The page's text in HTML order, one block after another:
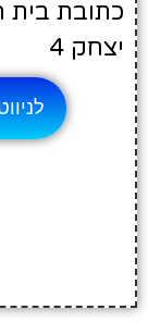
כתובת בית
יצחק 4